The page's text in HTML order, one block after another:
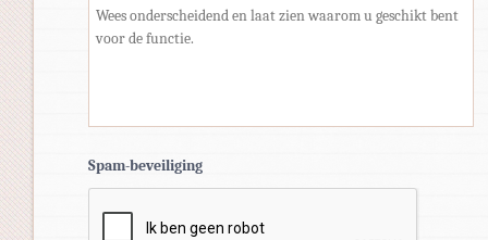
Spam-beveiliging